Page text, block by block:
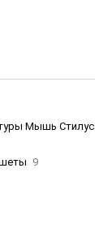
Мышь Стилус
9